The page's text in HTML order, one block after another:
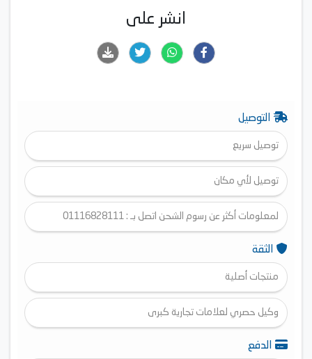
انشر على
التوصيل
توصيل سريع
توصيل لأي مكان
لمعلومات أكثر عن رسوم الشحن اتصل بـ : 01116828111
الثقة
منتجات أصلية
وكيل حصري لعلامات تجارية كبرى
الدفع